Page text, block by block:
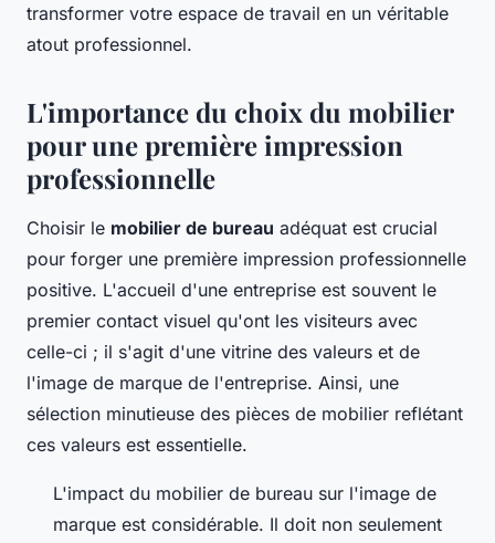
transformer votre espace de travail en un véritable
atout professionnel.
L'importance du choix du mobilier
pour une première impression
professionnelle
Choisir le mobilier de bureau adéquat est crucial
pour forger une première impression professionnelle
positive. L'accueil d'une entreprise est souvent le
premier contact visuel qu'ont les visiteurs avec
celle-ci ; il s'agit d'une vitrine des valeurs et de
l'image de marque de l'entreprise. Ainsi, une
sélection minutieuse des pièces de mobilier reflétant
ces valeurs est essentielle.
L'impact du mobilier de bureau sur l'image de
marque est considérable. Il doit non seulement